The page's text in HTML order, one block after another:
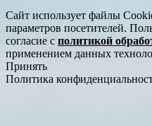
Сайт использует файлы
параметров посетителей.
согласие с политикой
применением данных
Принять
Политика